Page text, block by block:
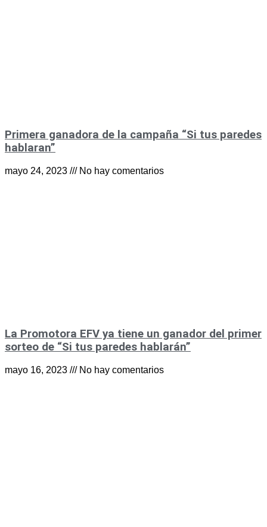
Primera ganadora de la campaña “Si tus paredes
hablaran”
mayo 24, 2023 No hay comentarios
La Promotora EFV ya tiene un ganador del primer
sorteo de “Si tus paredes hablarán”
mayo 16, 2023 No hay comentarios